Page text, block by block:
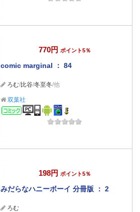
770円 ポイント5％
comic marginal ： 84
ろむ/比谷/冬至冬/他
双葉社
コミック
198円 ポイント5％
みだらなハニーボーイ 分冊版 ： 2
ろむ